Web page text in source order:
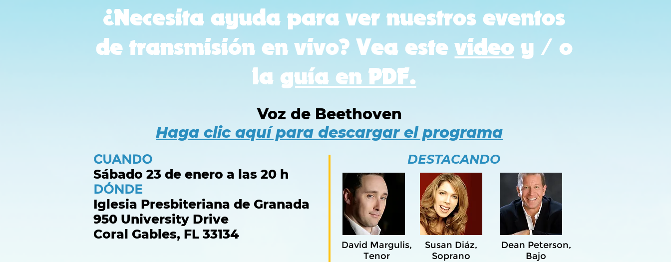
¿Necesita ayuda para ver nuestros eventos
de transmisión en vivo? Vea estevideoy / o
la guía en PDF.
Voz de Beethoven
Haga clic aquí para descargar el programa
CUANDO
Sábado 23 de enero a las 20 h
DÓNDE
Iglesia Presbiteriana de Granada
950 University Drive
Coral Gables, FL 33134
DESTACANDO
David Margulis,
Tenor
Susan Diáz,
Soprano
Dean Peterson,
Bajo